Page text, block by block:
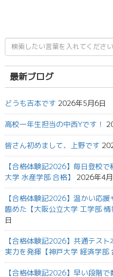
検
索
結
果:
最新ブログ
どうも吉本です 2026年5月6日
高校一年生担当の中西Yです！
皆さん初めまして、上野です
【合格体験記2026】毎日登校
大学 水産学部 合格】
2026年4
【合格体験記2026】温かい応
臨めた【大阪公立大学 工学部 情
日
【合格体験記2026】共通テス
実力を発揮【神戸大学 経済学部
【合格体験記2026】早い段階